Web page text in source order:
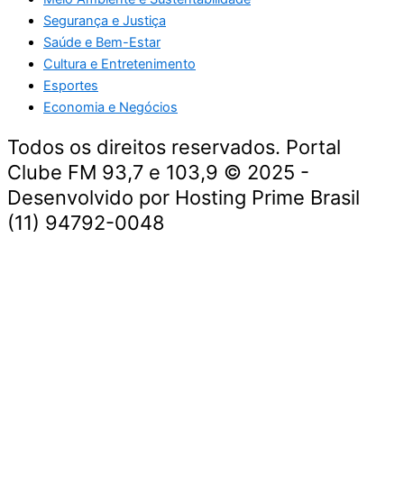
Segurança e Justiça
Saúde e Bem-Estar
Cultura e Entretenimento
Esportes
Economia e Negócios
Todos os direitos reservados. Portal
Clube FM 93,7 e 103,9 © 2025 -
Desenvolvido por Hosting Prime Brasil
(11) 94792-0048